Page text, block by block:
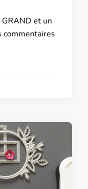
GRAND et un
commentaires